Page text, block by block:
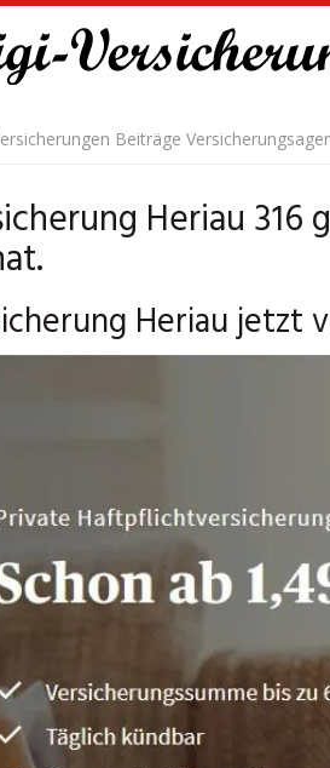
Beiträge
Heriau
Heriau jetzt